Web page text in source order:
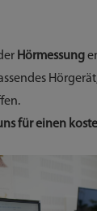
Hörmessung
für einen